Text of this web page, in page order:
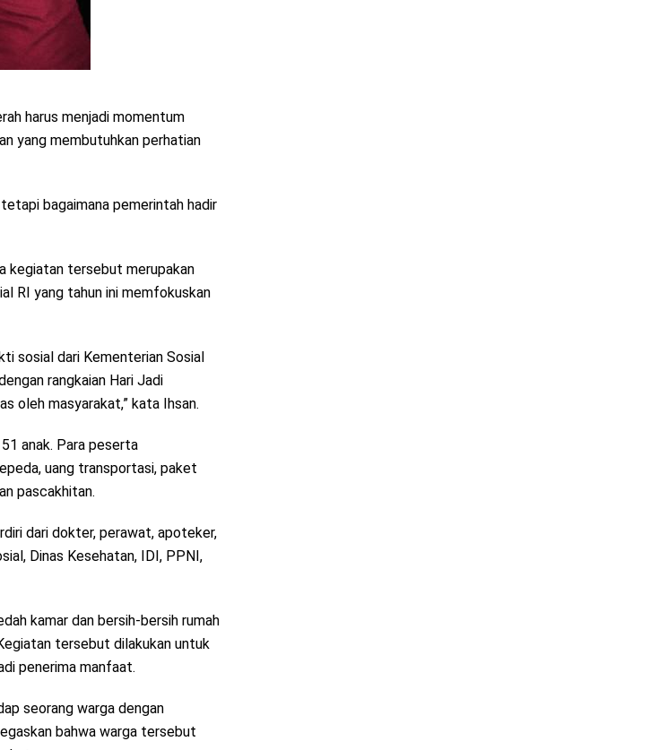
harus menjadi momentum
yang membutuhkan perhatian
bagaimana pemerintah hadir
kegiatan tersebut merupakan
RI yang tahun ini memfokuskan
sosial dari Kementerian Sosial
rangkaian Hari Jadi
oleh masyarakat,” kata Ihsan.
anak. Para peserta
uang transportasi, paket
pascakhitan.
dari dokter, perawat, apoteker,
Dinas Kesehatan, IDI, PPNI,
kamar dan bersih-bersih rumah
tersebut dilakukan untuk
penerima manfaat.
seorang warga dengan
bahwa warga tersebut